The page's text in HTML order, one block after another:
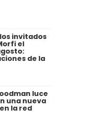
invitados
el
de la
luce
una nueva
la red